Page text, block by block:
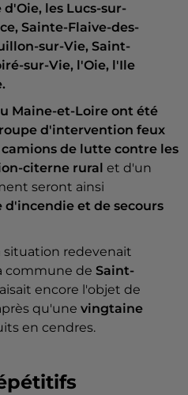
les Lucs-sur-
Sainte-Flaive-des-
sur-Vie, Saint-
sur-Vie, l'Oie, l'Ile
Maine-et-Loire ont été
d'intervention feux
camions de lutte contre les
citerne rural et d'un
seront ainsi
d'incendie et de secours
situation redevenait
commune de Saint-
encore l'objet de
qu'une vingtaine
en cendres.